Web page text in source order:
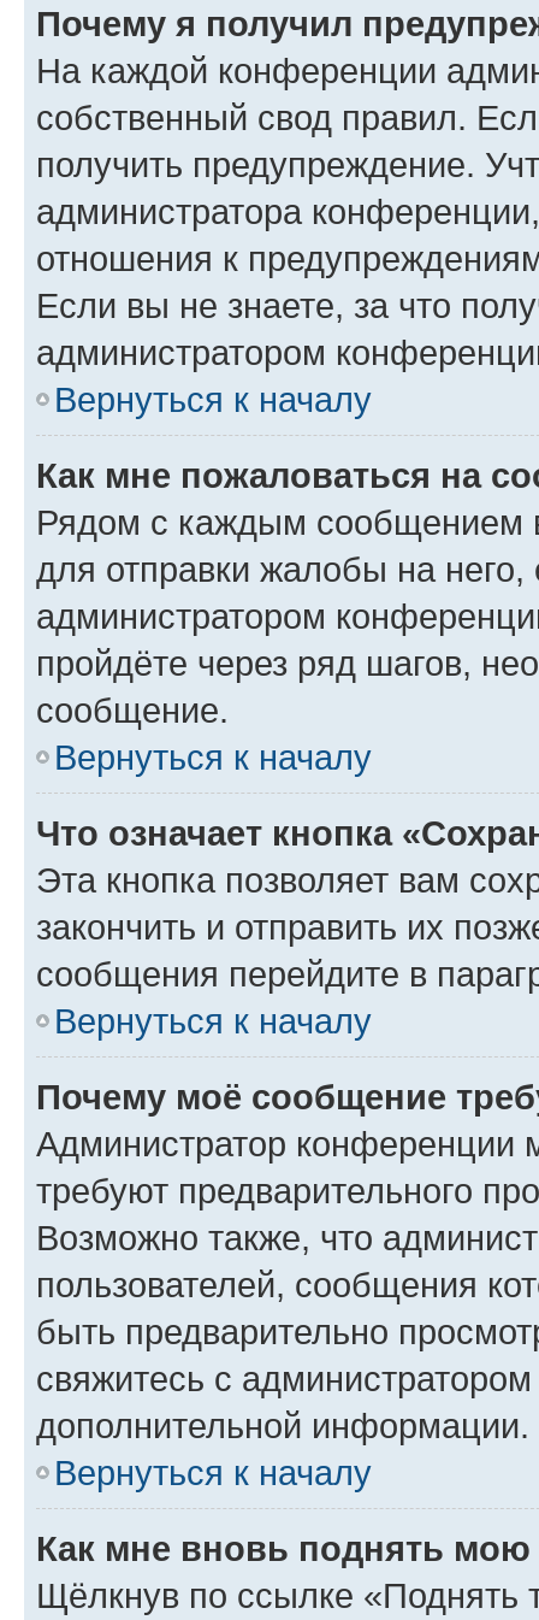
Почему я получил
На каждой конференции
собственный свод правил.
получить предупреждение.
администратора
отношения к
Если вы не знаете, за что
администратором
Вернуться к началу
Как мне пожаловаться на
Рядом с каждым сообщением
для отправки жалобы на
администратором
пройдёте через ряд шагов,
сообщение.
Вернуться к началу
Что означает кнопка
Эта кнопка позволяет вам
закончить и отправить их
сообщения перейдите в
Вернуться к началу
Почему моё сообщение
Администратор конференции
требуют предварительного
Возможно также, что
пользователей, сообщения
быть предварительно
свяжитесь с
дополнительной информации.
Вернуться к началу
Как мне вновь поднять мою
Щёлкнув по ссылке «Поднять